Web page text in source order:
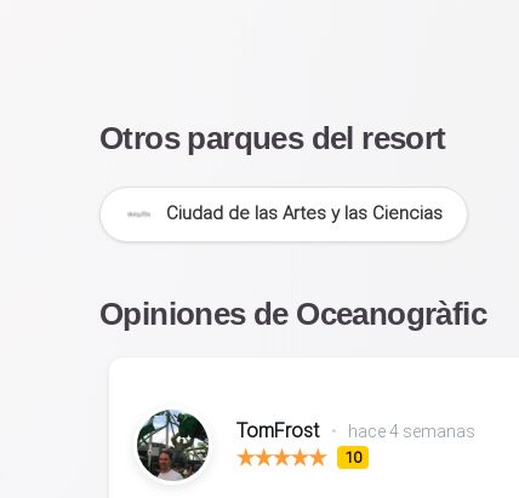
Otros parques del resort
Ciudad de las Artes y las Ciencias
Opiniones de Oceanogràfic
TomFrost • hace 4 semanas
10